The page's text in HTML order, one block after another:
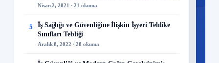
Sözleşme
Nisan 2, 2021 · 21 okuma
5
İş Sağlığı ve Güvenliğine İlişkin İşyeri Tehlike
Sınıfları Tebliği
Aralık 8, 2022 · 20 okuma